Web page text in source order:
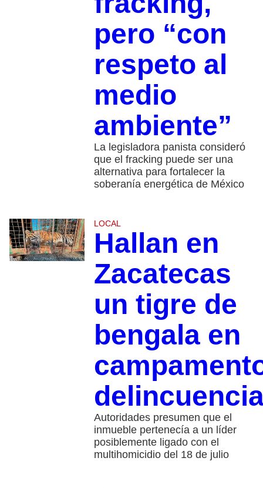
pero “con
respeto al
medio
ambiente”
La legisladora panista consideró
que el fracking puede ser una
alternativa para fortalecer la
soberanía energética de México
LOCAL
Hallan en
Zacatecas
un tigre de
bengala en
Autoridades presumen que el
inmueble pertenecía a un líder
posiblemente ligado con el
multihomicidio del 18 de julio